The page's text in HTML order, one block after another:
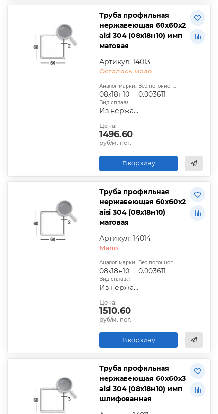
Труба профильная
нержавеющая 60х60х2
aisi 304 (08х18н10) имп
матовая
Артикул: 14013
Осталось мало
Аналог марки стали:
08х18н10
Вес погонного метра, т.:
0.003611
Вид сплава:
Из нержавеющей стали
Цена:
1496.60
руб/м. пог.
В корзину
Труба профильная
нержавеющая 60х60х2
aisi 304 (08х18н10)
матовая
Артикул: 14014
Мало
Аналог марки стали:
08х18н10
Вес погонного метра, т.:
0.003611
Вид сплава:
Из нержавеющей стали
Цена:
1510.60
руб/м. пог.
В корзину
Труба профильная
нержавеющая 60х60х3
aisi 304 (08х18н10) имп
шлифованная